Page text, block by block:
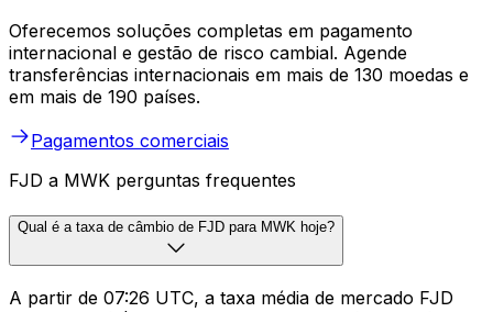
Oferecemos soluções completas em pagamento
internacional e gestão de risco cambial. Agende
transferências internacionais em mais de 130 moedas e
em mais de 190 países.
Pagamentos comerciais
FJD a MWK perguntas frequentes
Qual é a taxa de câmbio de FJD para MWK hoje?
A partir de 07:26 UTC, a taxa média de mercado FJD